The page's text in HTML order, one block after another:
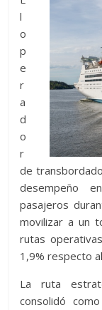
l
o
p
e
r
a
d
o
r
de
desempeño
pasajeros
movilizar a un
rutas
1,9% respecto
La ruta
consolidó